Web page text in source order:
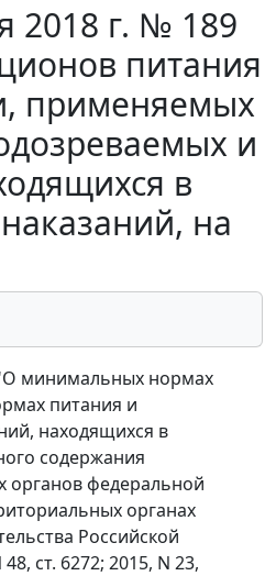
2018 г. № 189
питания
применяемых
и
в
на
"О минимальных нормах
питания и
находящихся в
содержания
органов федеральной
органах
Российской
ст. 6272; 2015, N 23,